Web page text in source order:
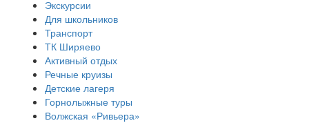
Экскурсии
Для школьников
Транспорт
ТК Ширяево
Активный отдых
Речные круизы
Детские лагеря
Горнолыжные туры
Волжская «Ривьера»